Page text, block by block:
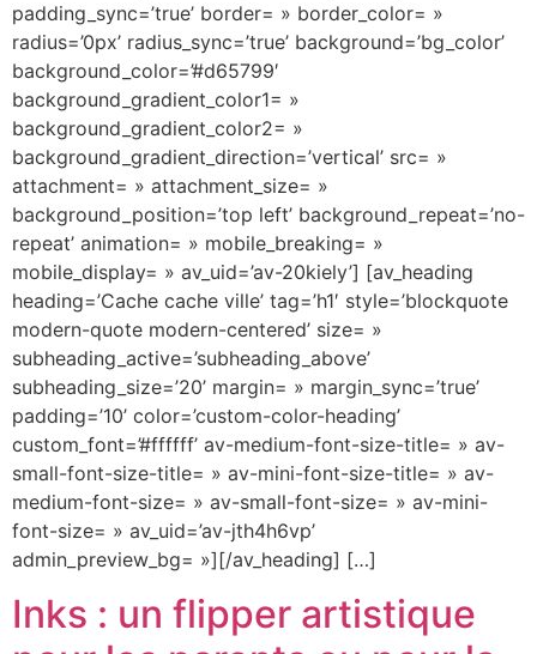
padding_sync=’true’ border= » border_color= »
radius=’0px’ radius_sync=’true’ background=’bg_color’
background_color=’#d65799′
background_gradient_color1= »
background_gradient_color2= »
background_gradient_direction=’vertical’ src= »
attachment= » attachment_size= »
background_position=’top left’ background_repeat=’no-
repeat’ animation= » mobile_breaking= »
mobile_display= » av_uid=’av-20kiely’] [av_heading
heading=’Cache cache ville’ tag=’h1′ style=’blockquote
modern-quote modern-centered’ size= »
subheading_active=’subheading_above’
subheading_size=’20’ margin= » margin_sync=’true’
padding=’10’ color=’custom-color-heading’
custom_font=’#ffffff’ av-medium-font-size-title= » av-
small-font-size-title= » av-mini-font-size-title= » av-
medium-font-size= » av-small-font-size= » av-mini-
font-size= » av_uid=’av-jth4h6vp’
admin_preview_bg= »][/av_heading] […]
Inks : un flipper artistique